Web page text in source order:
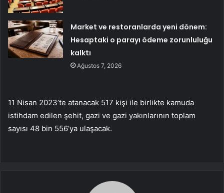
Market ve restoranlarda yeni dönem:
Hesaptaki o parayı ödeme zorunluluğu
kalktı
Ağustos 7, 2026
11 Nisan 2023’te atanacak 517 kişi ile birlikte kamuda
istihdam edilen şehit, gazi ve gazi yakınlarının toplam
sayısı 48 bin 556’ya ulaşacak.